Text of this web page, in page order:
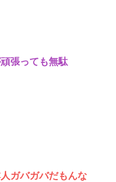
張っても無駄
ガバガバだもんな